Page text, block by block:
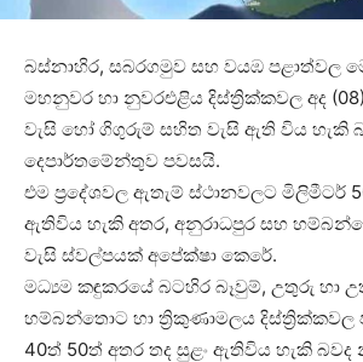
බස්නාහිර, සබරගමුව සහ වයඹ පළාත්වල
මහනුවර හා නුවරඑළිය දිස්ත්‍රික්කවල අද
වැසි හෝ ගිගුරුම් සහිත වැසි ඇති විය හැකි
දෙපාර්තමේන්තුව පවසයි.
එම ප්‍රදේශවල ඇතැම් ස්ථානවලට මිලිමීටර්
ඇතිවිය හැකි අතර, අනුරාධපුර සහ
වැසි ස්වල්පයක් අපේක්ෂා කෙරේ.
මධ්‍යම කඳුකරයේ බටහිර බෑවුම්, උතුරු හා
හම්බන්තොට හා ත්‍රිකුණාමලය දිස්ත්‍රික්කවල
40ත් 50ත් අතර තද සුළං ඇතිවිය හැකි